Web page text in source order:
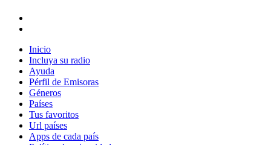
Inicio
Incluya su radio
Ayuda
Pérfil de Emisoras
Géneros
Países
Tus favoritos
Url países
Apps de cada país